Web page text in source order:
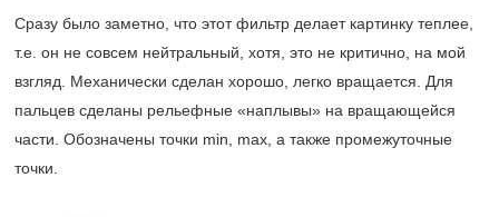
Сразу было заметно, что этот фильтр делает картинку теплее,
т.е. он не совсем нейтральный, хотя, это не критично, на мой
взгляд. Механически сделан хорошо, легко вращается. Для
пальцев сделаны рельефные «наплывы» на вращающейся
части. Обозначены точки min, max, а также промежуточные
точки.